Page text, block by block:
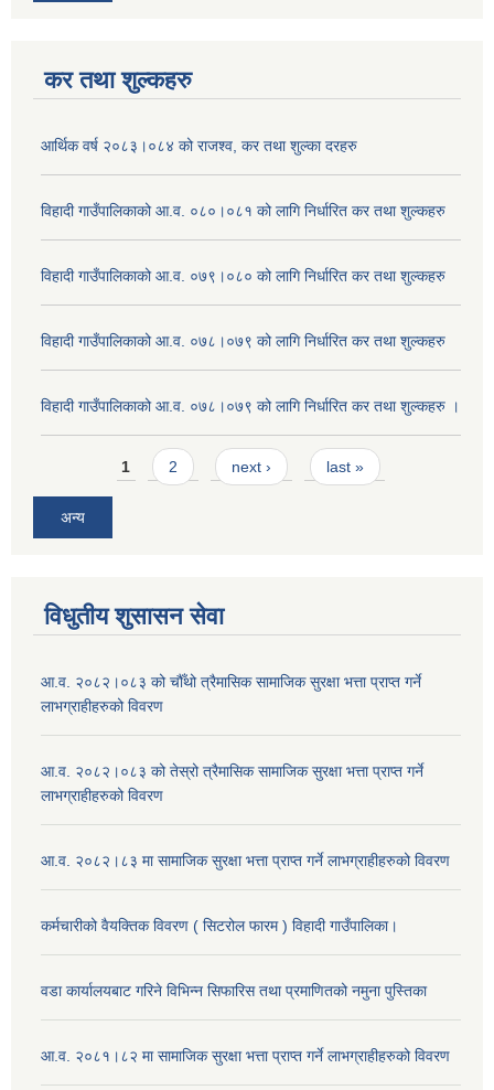
कर तथा शुल्कहरु
आर्थिक वर्ष २०८३।०८४ को राजश्व, कर तथा शुल्का दरहरु
विहादी गाउँपालिकाको आ.व. ०८०।०८१ को लागि निर्धारित कर तथा शुल्कहरु
विहादी गाउँपालिकाको आ.व. ०७९।०८० को लागि निर्धारित कर तथा शुल्कहरु
विहादी गाउँपालिकाको आ.व. ०७८।०७९ को लागि निर्धारित कर तथा शुल्कहरु
विहादी गाउँपालिकाको आ.व. ०७८।०७९ को लागि निर्धारित कर तथा शुल्कहरु ।
Pages1 2 next › last »
अन्य
विधुतीय शुसासन सेवा
आ.व. २०८२।०८३ को चौँथो त्रैमासिक सामाजिक सुरक्षा भत्ता प्राप्त गर्ने
लाभग्राहीहरुको विवरण
आ.व. २०८२।०८३ को तेस्रो त्रैमासिक सामाजिक सुरक्षा भत्ता प्राप्त गर्ने
लाभग्राहीहरुको विवरण
आ.व. २०८२।८३ मा सामाजिक सुरक्षा भत्ता प्राप्त गर्ने लाभग्राहीहरुको विवरण
कर्मचारीको वैयक्तिक विवरण ( सिटरोल फारम ) विहादी गाउँपालिका।
वडा कार्यालयबाट गरिने विभिन्न सिफारिस तथा प्रमाणितको नमुना पुस्तिका
आ.व. २०८१।८२ मा सामाजिक सुरक्षा भत्ता प्राप्त गर्ने लाभग्राहीहरुको विवरण